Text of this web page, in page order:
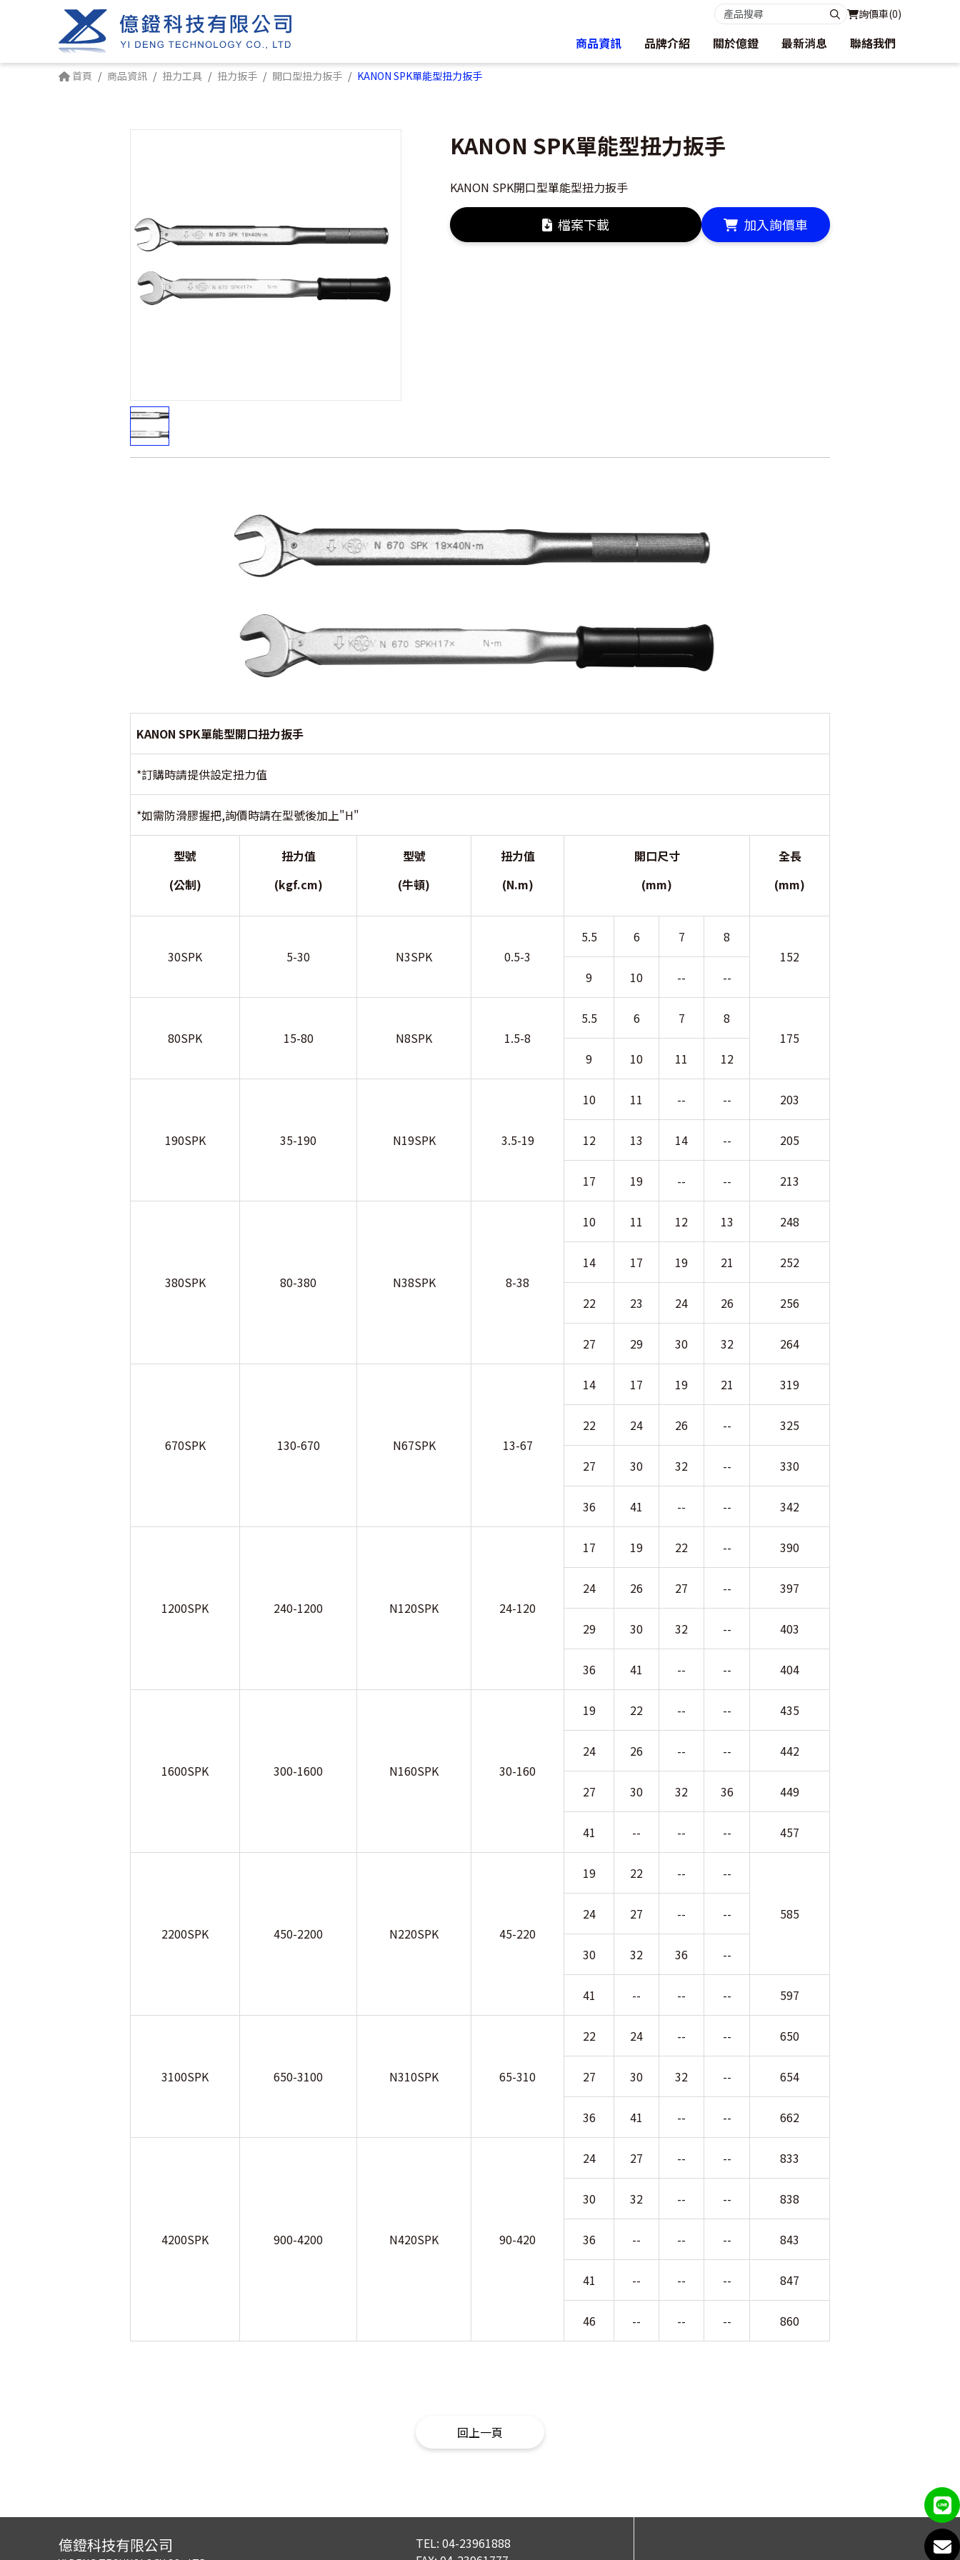
詢價車(0)
商品資訊 品牌介紹 關於億鐙 最新消息 聯絡我們
首頁 商品資訊 扭力工具 扭力扳手 開口型扭力扳手 KANON SPK單能型扭力扳手
KANON SPK單能型扭力扳手
KANON SPK開口型單能型扭力扳手
檔案下載 加入詢價車
KANON SPK單能型開口扭力扳手
*訂購時請提供設定扭力值
*如需防滑膠握把,詢價時請在型號後加上"H"
型號
(公制)
扭力值
(kgf.cm)
型號
(牛頓)
扭力值
(N.m)
開口尺寸
(mm)
全長
(mm)
30SPK 5-30 N3SPK 0.5-3
5.5 6 7
8
152
9
10 -- --
80SPK 15-80 N8SPK 1.5-8
5.5 6 7
8
175
9
10 11 12
190SPK 35-190 N19SPK 3.5-19
10 11 -- -- 203
12 13 14 -- 205
17 19 -- -- 213
380SPK 80-380 N38SPK 8-38
10 11 12 13 248
14 17 19 21 252
22 23 24 26 256
27 29 30 32 264
670SPK 130-670 N67SPK 13-67
14 17 19 21 319
22 24 26 -- 325
27 30 32 -- 330
36 41 -- -- 342
1200SPK 240-1200 N120SPK 24-120
17 19 22 -- 390
24 26 27 -- 397
29 30 32 -- 403
36 41 -- -- 404
1600SPK 300-1600 N160SPK 30-160
19 22 -- -- 435
24 26 -- -- 442
27 30 32 36 449
41 -- -- -- 457
2200SPK 450-2200 N220SPK 45-220
19 22 -- --
585
24 27 -- --
30 32 36 --
41 -- -- -- 597
3100SPK 650-3100 N310SPK 65-310
22 24 -- -- 650
27 30 32 -- 654
36 41 -- -- 662
4200SPK 900-4200 N420SPK 90-420
24 27 -- -- 833
30 32 -- -- 838
36 -- -- -- 843
41 -- -- -- 847
46 -- -- -- 860
回上一頁
億鐙科技有限公司 TEL: 04-23961888